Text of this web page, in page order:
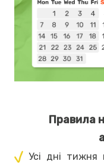
Правила
Усі дні тижня